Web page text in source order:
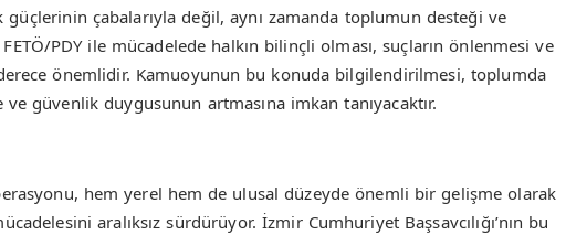
çabalarıyla değil, aynı zamanda toplumun desteği ve
PDY ile mücadelede halkın bilinçli olması, suçların önlenmesi ve
derece önemlidir. Kamuoyunun bu konuda bilgilendirilmesi, toplumda
güvenlik duygusunun artmasına imkan tanıyacaktır.
hem yerel hem de ulusal düzeyde önemli bir gelişme olarak
aralıksız sürdürüyor. İzmir Cumhuriyet Başsavcılığı’nın bu